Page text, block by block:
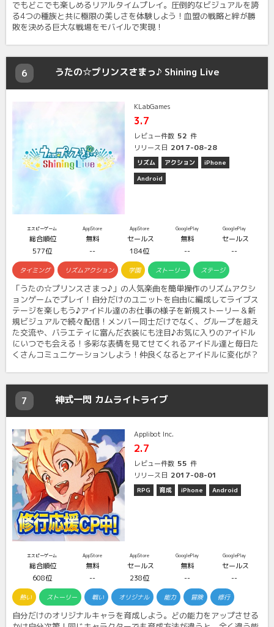
でもどこでも楽しめるリアルタイムプレイ。圧倒的なビジュアルを誇
る4つの種族と共に極限の美しさを体験しよう！血盟の戦略と絆が勝
敗を決める巨大な戦場をモバイルで実現！
6 うたの☆プリンスさまっ♪ Shining Live
KLabGames
3.7
レビュー件数 52 件
リリース日 2017-08-28
リズム アクション
iPhone
Android
エスピーゲーム
総合順位
577位
AppStore
無料
--
AppStore
セールス
184位
GooglePlay
無料
--
GooglePlay
セールス
--
タイミング リズムアクション 学園 ストーリー ステージ
「うたの☆プリンスさまっ♪」の人気楽曲を簡単操作のリズムアクシ
ョンゲームでプレイ！自分だけのユニットを自由に編成してライブス
テージを楽しもう♪アイドル達のお仕事の様子を新規ストーリー＆新
規ビジュアルで続々配信！メンバー同士だけでなく、グループを超え
た交流や、バラエティに富んだ衣装にも注目♪お気に入りのアイドル
にいつでも会える！多彩な表情を見てせてくれるアイドル達と毎日た
くさんコミュニケーションしよう！仲良くなるとアイドルに変化が？
7 神式一閃 カムライトライブ
Applibot Inc.
2.7
レビュー件数 55 件
リリース日 2017-08-01
RPG 育成 iPhone Android
エスピーゲーム
総合順位
608位
AppStore
無料
--
AppStore
セールス
238位
GooglePlay
無料
--
GooglePlay
セールス
--
熱い ストーリー 戦い オリジナル 能力 冒険 修行
自分だけのオリジナルキャラを育成しよう。どの能力をアップさせる